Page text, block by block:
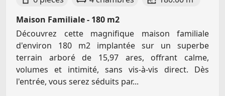
Maison Familiale - 180 m2
Découvrez cette magnifique maison familiale
d'environ 180 m2 implantée sur un superbe
terrain arboré de 15,97 ares, offrant calme,
volumes et intimité, sans vis-à-vis direct. Dès
l'entrée, vous serez séduits par...